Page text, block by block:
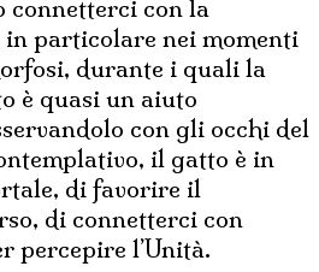
connetterci con la
particolare nei momenti
durante i quali la
è quasi un aiuto
con gli occhi del
il gatto è in
di favorire il
di connetterci con
percepire l’Unità.